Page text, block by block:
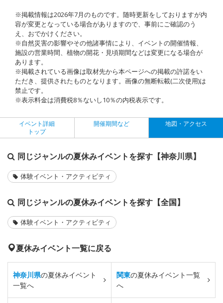
※掲載情報は2026年7月のものです。随時更新をしておりますが内
容が変更となっている場合がありますので、事前にご確認のう
え、おでかけください。
※自然災害の影響やその他諸事情により、イベントの開催情報、
施設の営業時間、植物の開花・見頃期間などは変更になる場合が
あります。
※掲載されている画像は取材先から本ページへの掲載の許諾をい
ただき、提供されたものとなります。画像の無断転載(二次使用)は
禁止です。
※表示料金は消費税8％ないし10％の内税表示です。
イベント詳細
トップ
開催期間など 地図・アクセス
同じジャンルの夏休みイベントを探す【神奈川県】
体験イベント・アクティビティ
同じジャンルの夏休みイベントを探す【全国】
体験イベント・アクティビティ
夏休みイベント一覧に戻る
神奈川県の夏休みイベント
一覧へ
関東の夏休みイベント一覧
へ